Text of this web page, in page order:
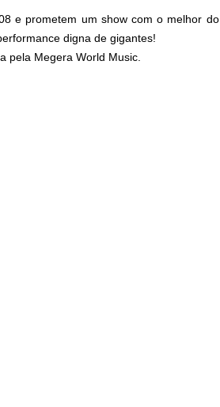
e prometem um show com o melhor do
digna de gigantes!
pela Megera World Music.